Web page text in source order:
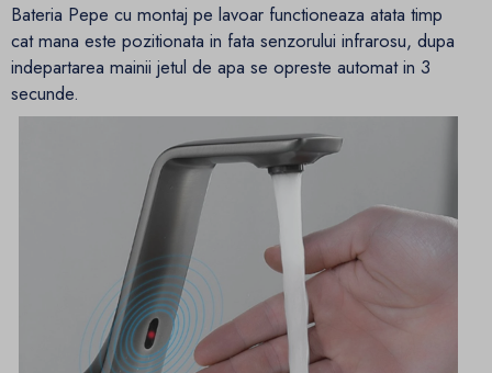
Bateria Pepe cu montaj pe lavoar functioneaza atata timp
cat mana este pozitionata in fata senzorului infrarosu, dupa
indepartarea mainii jetul de apa se opreste automat in 3
secunde.